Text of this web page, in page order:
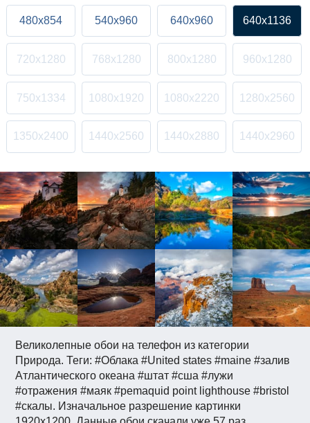
Великолепные обои на телефон из категории
Природа. Теги: #Облака #United states #maine #залив
Атлантического океана #штат #сша #лужи
#отражения #маяк #pemaquid point lighthouse #bristol
#скалы. Изначальное разрешение картинки
480x854 540x960 640x960 640x1136
720x1280 768x1280 800x1280 960x1280
750x1334 1080x1920 1080x2220 1280x2560
1350x2400 1440x2560 1440x2880 1440x2960